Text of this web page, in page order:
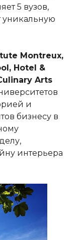
5 вузов,
уникальную
Montreux,
Hotel &
Arts
и
бизнесу в
интерьера